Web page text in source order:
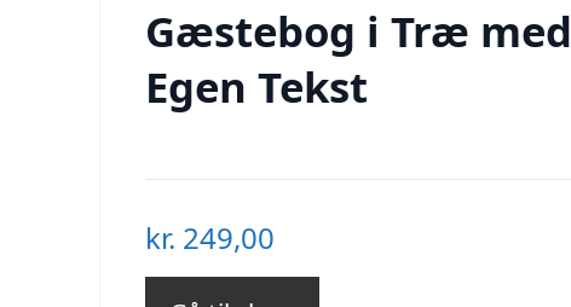
Gæstebog i Træ med
Egen Tekst
kr. 249,00